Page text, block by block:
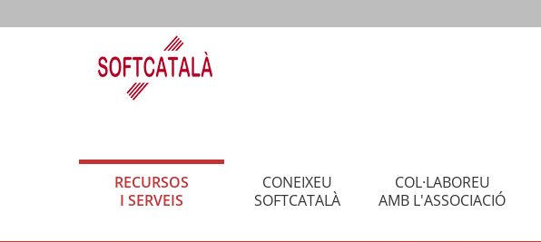
RECURSOS
I SERVEIS
CONEIXEU
SOFTCATALÀ
COL·LABOREU
AMB L'ASSOCIACIÓ